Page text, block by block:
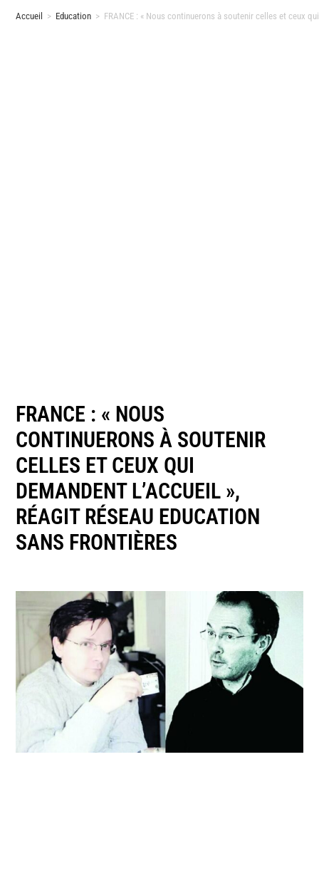
Accueil > Education > FRANCE : « Nous continuerons à soutenir celles et ceux
FRANCE : « NOUS
CONTINUERONS À SOUTENIR
CELLES ET CEUX QUI
DEMANDENT L’ACCUEIL »,
RÉAGIT RÉSEAU EDUCATION
SANS FRONTIÈRES